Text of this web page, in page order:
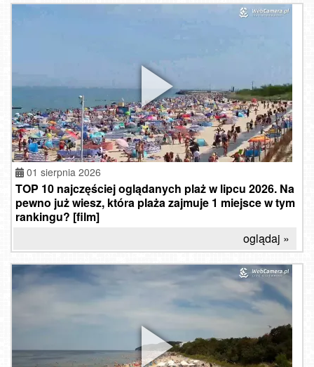
01 sierpnia 2026
TOP 10 najczęściej oglądanych plaż w lipcu 2026. Na
pewno już wiesz, która plaża zajmuje 1 miejsce w tym
rankingu? [film]
oglądaj »